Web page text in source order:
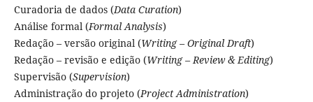
Curadoria de dados (Data Curation)
Análise formal (Formal Analysis)
Redação – versão original (Writing – Original Draft)
Redação – revisão e edição (Writing – Review & Editing)
Supervisão (Supervision)
Administração do projeto (Project Administration)